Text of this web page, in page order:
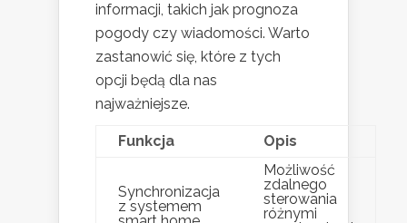
informacji, takich jak prognoza
pogody czy wiadomości. Warto
zastanowić się, które z tych
opcji będą dla nas
najważniejsze.
Funkcja Opis
Synchronizacja
z systemem
Możliwość
zdalnego
sterowania
różnymi